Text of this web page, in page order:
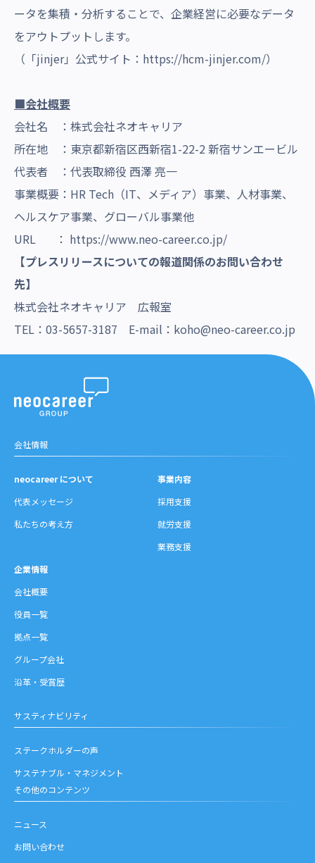
ータを集積・分析することで、企業経営に必要なデータ
をアウトプットします。
（「jinjer」公式サイト： https://hcm-jinjer.com/）
■会社概要
会社名 ：株式会社ネオキャリア
所在地 ：東京都新宿区西新宿1-22-2 新宿サンエービル
代表者 ：代表取締役 西澤 亮一
事業概要：HR Tech（IT、メディア）事業、人材事業、
ヘルスケア事業、グローバル事業他
URL ： https://www.neo-career.co.jp/
【プレスリリースについての報道関係のお問い合わせ
先】
株式会社ネオキャリア 広報室
TEL：03-5657-3187 E-mail：koho@neo-career.co.jp
会社情報
neocareer について
代表メッセージ
私たちの考え方
事業内容
採用支援
就労支援
業務支援
企業情報
会社概要
役員一覧
拠点一覧
グループ会社
沿革・受賞歴
サスティナビリティ
ステークホルダーの声
サステナブル・マネジメント
その他のコンテンツ
ニュース
お問い合わせ